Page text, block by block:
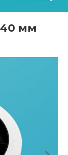
мм